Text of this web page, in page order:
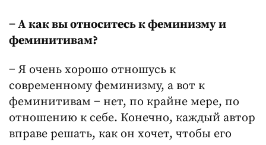
− А как вы относитесь к феминизму и
феминитивам?
− Я очень хорошо отношусь к
современному феминизму, а вот к
феминитивам − нет, по крайне мере, по
отношению к себе. Конечно, каждый автор
вправе решать, как он хочет, чтобы его